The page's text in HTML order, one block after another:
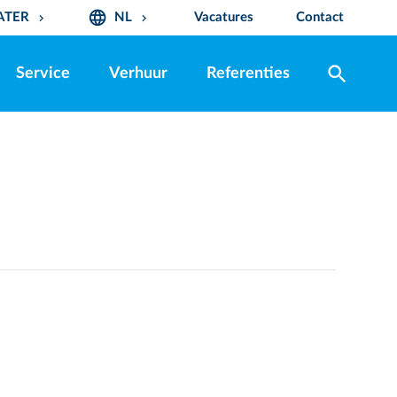
keyboard_arrow_down language NL keyboard_arrow_down Vacatures Contact
Service Verhuur Referenties search